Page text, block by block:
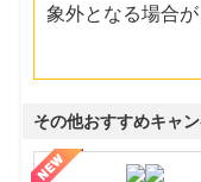
象外となる場合が
その他おすすめキャ